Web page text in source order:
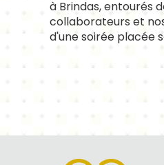
à Brindas, entourés
collaborateurs et
d'une soirée placée